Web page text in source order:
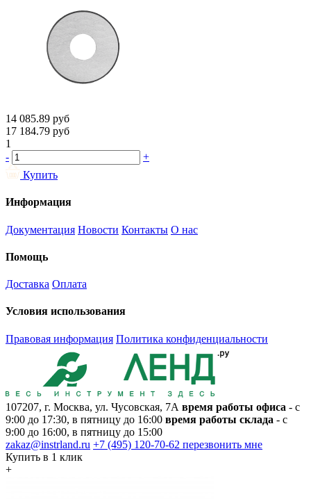
14 085.89 руб
17 184.79 руб
1
-
+
Купить
Информация
Документация Новости Контакты О нас
Помощь
Доставка Оплата
Условия использования
Правовая информация Политика конфиденциальности
107207, г. Москва, ул. Чусовская, 7А время работы офиса - с
9:00 до 17:30, в пятницу до 16:00 время работы склада - с
9:00 до 16:00, в пятницу до 15:00
zakaz@instrland.ru +7 (495) 120-70-62 перезвонить мне
Купить в 1 клик
+